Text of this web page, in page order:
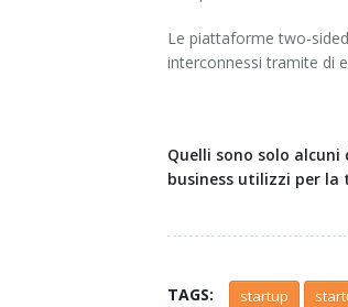
Le piattaforme two-sided
interconnessi tramite di
Quelli sono solo
business utilizzi per
TAGS: startup